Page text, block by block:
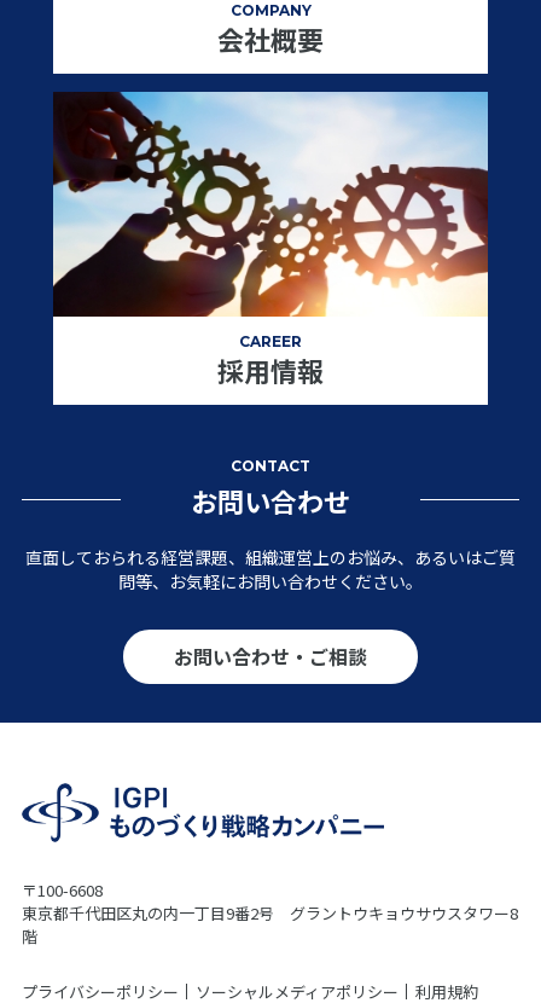
COMPANY
会社概要
CAREER
採用情報
CONTACT
お問い合わせ
直面しておられる経営課題、組織運営上のお悩み、あるいはご質
問等、お気軽にお問い合わせください。
お問い合わせ・ご相談
〒100-6608
東京都千代田区丸の内一丁目9番2号 グラントウキョウサウスタワー8
階
プライバシーポリシー ソーシャルメディアポリシー 利用規約